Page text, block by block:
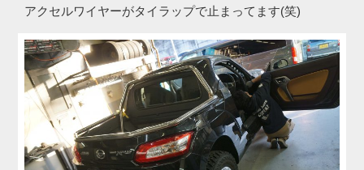
アクセルワイヤーがタイラップで止まってます(笑)